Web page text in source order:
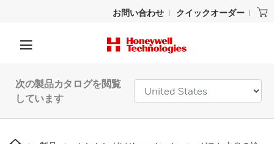
お問い合わせ クイックオーダー
次の製品カタログを閲覧
しています